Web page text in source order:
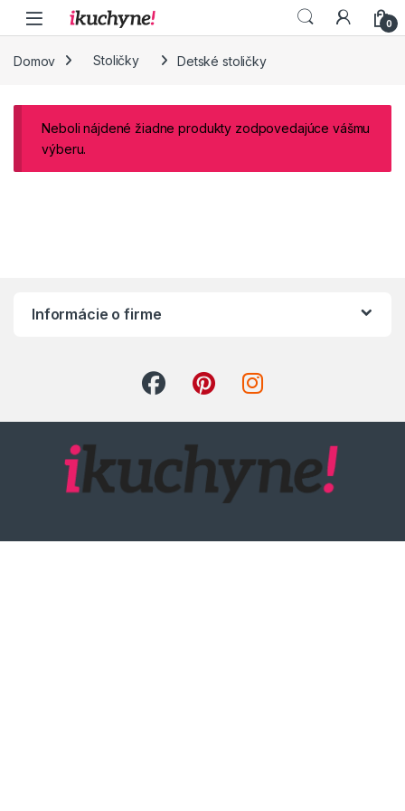
Skip to navigation
Skip to content
0
Domov Stoličky Detské stoličky
Neboli nájdené žiadne produkty zodpovedajúce vášmu
výberu.
Informácie o firme